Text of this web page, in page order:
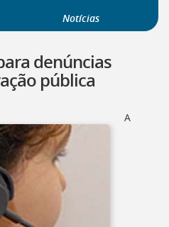
Notícias
denúncias
pública
A